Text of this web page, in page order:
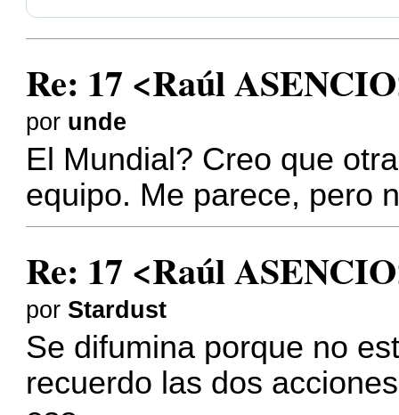
Re: 17 <Raúl
por unde
El Mundial? Creo que
equipo. Me parece, pero
Re: 17 <Raúl
por Stardust
Se difumina porque no
recuerdo las dos